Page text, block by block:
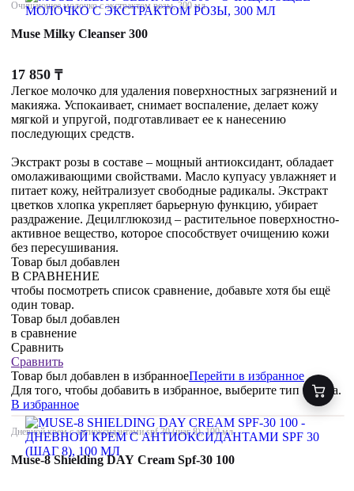
Очищающее молочко с экстрактом розы, 300 мл
Muse Milky Cleanser 300
17 850 ₸
Легкое молочко для удаления поверхностных загрязнений и
макияжа. Успокаивает, снимает воспаление, делает кожу
мягкой и упругой, подготавливает ее к нанесению
последующих средств.
Экстракт розы в составе – мощный антиоксидант, обладает
омолаживающими свойствами. Масло купуасу увлажняет и
питает кожу, нейтрализует свободные радикалы. Экстракт
цветков хлопка укрепляет барьерную функцию, убирает
раздражение. Децилглюкозид – растительное поверхностно-
активное вещество, которое способствует очищению кожи
без пересушивания.
Товар был добавлен
В СРАВНЕНИЕ
чтобы посмотреть список сравнение, добавьте хотя бы ещё
один товар.
Товар был добавлен
в сравнение
Сравнить
Сравнить
Товар был добавлен в избранноеПерейти в избранное
Для того, чтобы добавить в избранное, выберите тип товара.
В избранное
Дневной крем с антиоксидантами spf 30 (шаг 8), 100 мл
Muse-8 Shielding DAY Cream Spf-30 100